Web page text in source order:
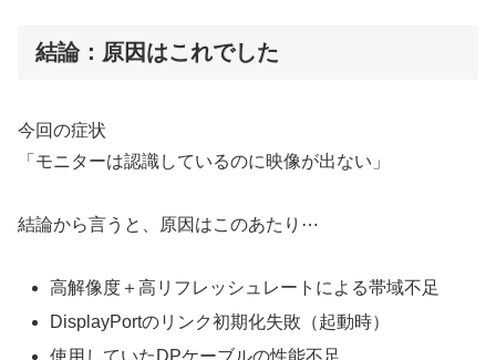
結論：原因はこれでした
今回の症状
「モニターは認識しているのに映像が出ない」
結論から言うと、原因はこのあたり⋯
高解像度＋高リフレッシュレートによる帯域不足
DisplayPortのリンク初期化失敗（起動時）
使用していたDPケーブルの性能不足